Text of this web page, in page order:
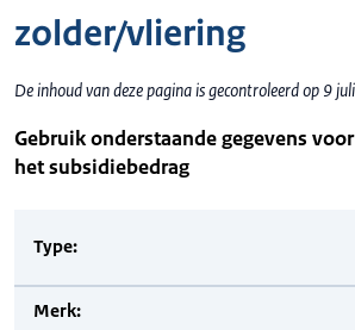
zolder/vliering
De inhoud van deze pagina is gecontroleerd op 9
Gebruik onderstaande gegevens
het subsidiebedrag
Type:
Merk: